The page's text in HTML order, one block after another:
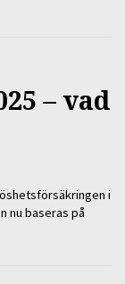
– vad
i
nu baseras på